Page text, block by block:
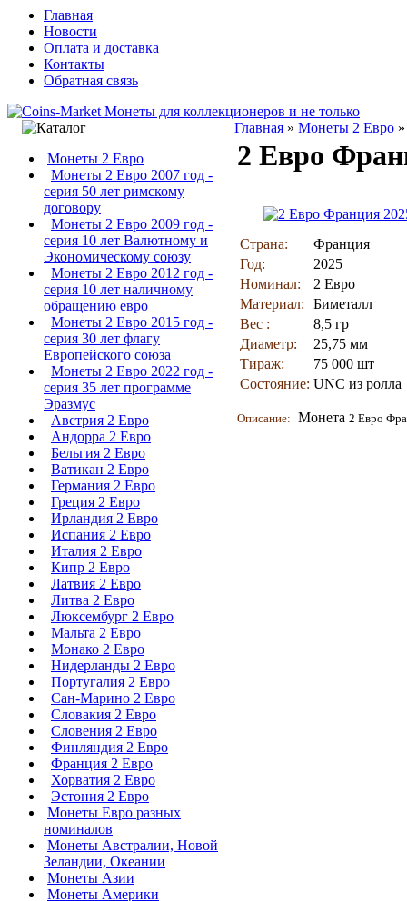
Главная
Новости
Оплата и доставка
Контакты
Обратная связь
Монеты 2 Евро
Монеты 2 Евро 2007 год -
серия 50 лет римскому
договору
Монеты 2 Евро 2009 год -
серия 10 лет Валютному и
Экономическому союзу
Монеты 2 Евро 2012 год -
серия 10 лет наличному
обращению евро
Монеты 2 Евро 2015 год -
серия 30 лет флагу
Европейского союза
Монеты 2 Евро 2022 год -
серия 35 лет программе
Эразмус
Австрия 2 Евро
Андорра 2 Евро
Бельгия 2 Евро
Ватикан 2 Евро
Германия 2 Евро
Греция 2 Евро
Ирландия 2 Евро
Испания 2 Евро
Италия 2 Евро
Кипр 2 Евро
Латвия 2 Евро
Литва 2 Евро
Люксембург 2 Евро
Мальта 2 Евро
Монако 2 Евро
Нидерланды 2 Евро
Португалия 2 Евро
Сан-Марино 2 Евро
Словакия 2 Евро
Словения 2 Евро
Финляндия 2 Евро
Франция 2 Евро
Хорватия 2 Евро
Эстония 2 Евро
Монеты Евро разных
номиналов
Монеты Австралии, Новой
Зеландии, Океании
Монеты Азии
Монеты Америки
Главная » Монеты 2 Евро
2 Евро
Страна:
Франция
Год:
2025
Номинал:
2 Евро
Материал:
Биметалл
Вес :
8,5 гр
Диаметр:
25,75 мм
Тираж:
75 000 шт
Состояние: UNC из ролла
Описание: Монета 2 Евро